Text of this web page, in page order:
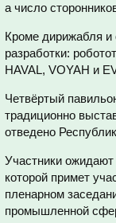
а число
Кроме дирижабля и
разработки:
HAVAL, VOYAH и
Четвёртый
традиционно
отведено
Участники ожидают
которой примет
пленарном
промышленной